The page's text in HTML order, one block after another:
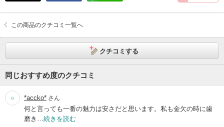
この商品のクチコミ一覧へ
クチコミする
同じおすすめ度のクチコミ
*accko* さん
何と言っても一番の魅力は安さだと思います。私も金欠の時に歯
磨き… 続きを読む